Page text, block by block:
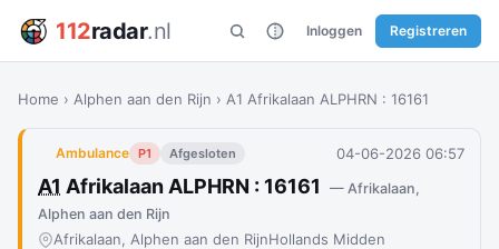
112radar.nl Inloggen Registreren
Home › Alphen aan den Rijn › A1 Afrikalaan ALPHRN : 16161
Ambulance P1 Afgesloten 04-06-2026 06:57
A1 Afrikalaan ALPHRN : 16161
— Afrikalaan,
Alphen aan den Rijn
Afrikalaan, Alphen aan den RijnHollands Midden